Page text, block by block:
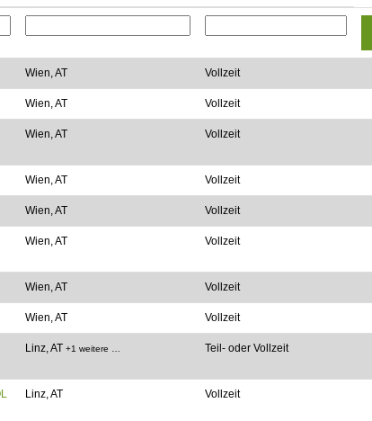
Wien, AT Vollzeit
Wien, AT Vollzeit
Wien, AT Vollzeit
Wien, AT Vollzeit
Wien, AT Vollzeit
Wien, AT Vollzeit
Wien, AT Vollzeit
Wien, AT Vollzeit
Linz, AT +1 weitere … Teil- oder Vollzeit
Linz, AT Vollzeit